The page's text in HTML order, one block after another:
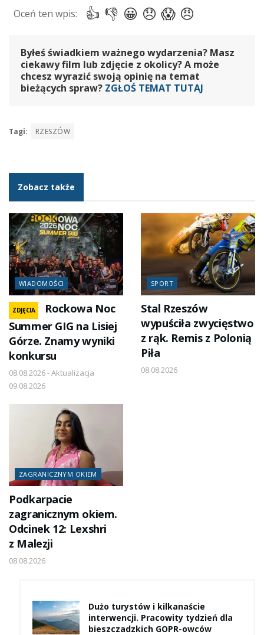
Byłeś świadkiem ważnego wydarzenia? Masz
ciekawy film lub zdjęcie z okolicy? A może
chcesz wyrazić swoją opinię na temat
bieżących spraw? ZGŁOŚ TEMAT TUTAJ
Tagi: RZESZÓW
Zobacz także
WIADOMOŚCI
ZDJĘCIA
Rockowa Noc
Summer GIG na Lisiej
Górze. Znamy wyniki
konkursu
08.08.2026 - Aktualizacja
09.08.2026
SPORT
Stal Rzeszów
wypuściła zwycięstwo
z rąk. Remis z Polonią
Piła
08.08.2026
ZAGRANICZNYM OKIEM
Podkarpacie
zagranicznym okiem.
Odcinek 12: Lexshri
z Malezji
08.08.2026
Dużo turystów i kilkanaście
interwencji. Pracowity tydzień dla
bieszczadzkich GOPR-owców